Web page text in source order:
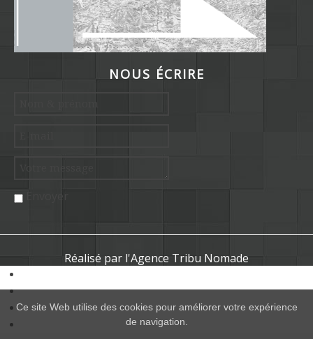
NOUS ÉCRIRE
Envoyer
Réalisé par l'Agence Tribu Nomade
Ce site Web utilise des cookies pour améliorer votre expérience
de navigation.